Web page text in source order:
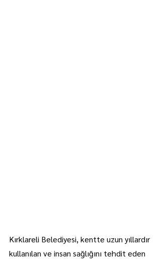
Kırklareli Belediyesi, kentte uzun yıllardır
kullanılan ve insan sağlığını tehdit eden